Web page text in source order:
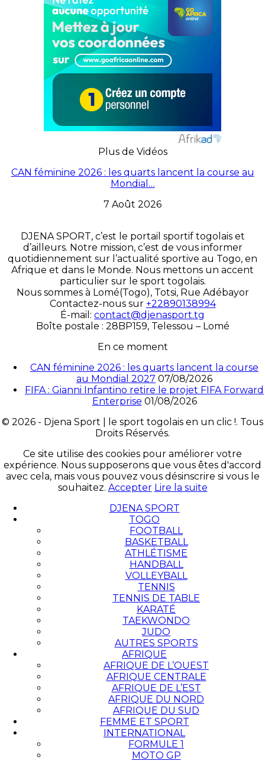
Plus de Vidéos
CAN féminine 2026 : les quarts lancent la course au
Mondial…
7 Août 2026
DJENA SPORT, c’est le portail sportif togolais et
d’ailleurs. Notre mission, c’est de vous informer
quotidiennement sur l’actualité sportive au Togo, en
Afrique et dans le Monde. Nous mettons un accent
particulier sur le sport togolais.
Nous sommes à Lomé(Togo), Totsi, Rue Adébayor
Contactez-nous sur +22890138994
É-mail: contact@djenasport.tg
Boîte postale : 28BP159, Telessou – Lomé
En ce moment
CAN féminine 2026 : les quarts lancent la course
au Mondial 2027 07/08/2026
FIFA : Gianni Infantino retire le projet FIFA Forward
Enterprise 01/08/2026
© 2026 - Djena Sport | le sport togolais en un clic !. Tous
Droits Réservés.
Ce site utilise des cookies pour améliorer votre
expérience. Nous supposerons que vous êtes d'accord
avec cela, mais vous pouvez vous désinscrire si vous le
souhaitez. Accepter Lire la suite
DJENA SPORT
TOGO
FOOTBALL
BASKETBALL
ATHLÉTISME
HANDBALL
VOLLEYBALL
TENNIS
TENNIS DE TABLE
KARATÉ
TAEKWONDO
JUDO
AUTRES SPORTS
AFRIQUE
AFRIQUE DE L’OUEST
AFRIQUE CENTRALE
AFRIQUE DE L’EST
AFRIQUE DU NORD
AFRIQUE DU SUD
FEMME ET SPORT
INTERNATIONAL
FORMULE 1
MOTO GP